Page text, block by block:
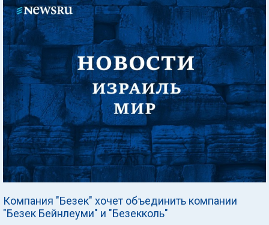
Компания "Безек" хочет объединить компании
"Безек Бейнлеуми" и "Безекколь"